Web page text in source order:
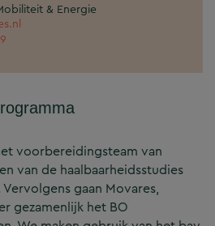
& Energie
voorbereidingsteam van
van de haalbaarheidsstudies
gaan Movares,
gezamenlijk het BO